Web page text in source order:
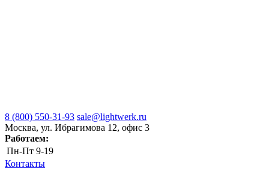
8 (800) 550-31-93 sale@lightwerk.ru
Москва, ул. Ибрагимова 12, офис 3
Работаем:
Пн-Пт 9-19
Контакты